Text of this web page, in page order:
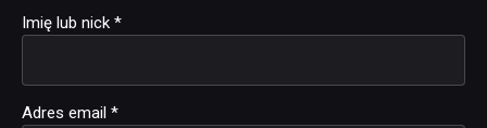
Imię lub nick *
Adres email *